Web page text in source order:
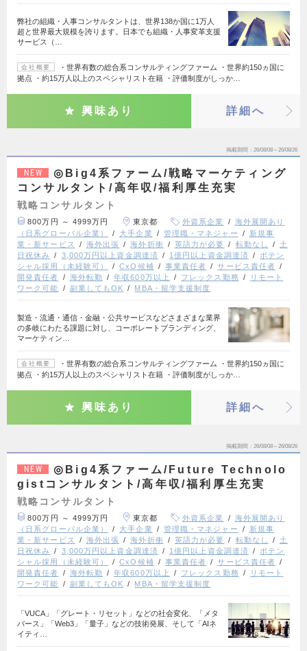
弊社の組織・人事コンサルタントは、世界138か国に1万人
超と世界最大規模を誇ります。日本でも組織・人事変革支援
サービス（…
会社概要
・世界有数の総合系コンサルティングファーム ・世界約150ヵ国に
拠点 ・約15万人以上のスペシャリスト在籍 ・評価制度がしっか…
興味あり 詳細へ
掲載期間 26/08/08～26/08/26
NEW
◎Big4系ファーム/戦略マーケティング
コンサルタント/高年収/福利厚生充実
戦略コンサルタント
800万円 ～ 4999万円 東京都 外資系企業
海外展開あり
（日系グローバル企業）
大手企業 管理職・マネジャー
新規事
業・新サービス
海外出張 海外折衝 英語力が必要 転勤なし
土
日祝休み
3,000万円以上資金調達済 1億円以上資金調達済
ポテン
シャル採用（未経験可）
CxO候補 事業責任者
サービス責任者
開発責任者
海外転勤 年収600万以上 フレックス勤務
リモート
ワーク可能
副業してもOK MBA・留学支援制度
製造・流通・通信・金融・公共サービスなどさまざまな業界
の多岐にわたる課題に対し、コーポレートブランディング、
マーケティン…
会社概要
・世界有数の総合系コンサルティングファーム ・世界約150ヵ国に
拠点 ・約15万人以上のスペシャリスト在籍 ・評価制度がしっか…
興味あり 詳細へ
掲載期間 26/08/08～26/08/26
NEW
◎Big4系ファーム/Future Technolo
gistコンサルタント/高年収/福利厚生充実
戦略コンサルタント
800万円 ～ 4999万円 東京都 外資系企業
海外展開あり
（日系グローバル企業）
大手企業 管理職・マネジャー
新規事
業・新サービス
海外出張 海外折衝 英語力が必要 転勤なし
土
日祝休み
3,000万円以上資金調達済 1億円以上資金調達済
ポテン
シャル採用（未経験可）
CxO候補 事業責任者
サービス責任者
開発責任者
海外転勤 年収600万以上 フレックス勤務
リモート
ワーク可能
副業してもOK MBA・留学支援制度
「VUCA」「グレート・リセット」などの社会変化、「メタ
バース」「Web3」「量子」などの技術発展、そして「AIネ
イティ…